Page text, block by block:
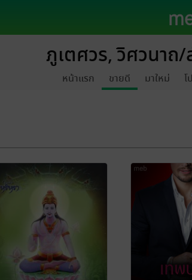
ภูเตศวร, วิศวนา
หน้าแรก ขายดี มาใหม่ โ